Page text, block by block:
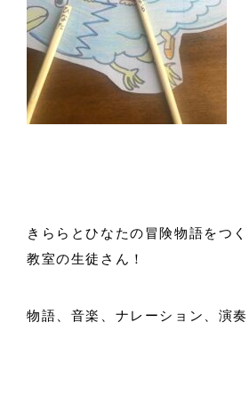
きららとひなたの冒険物語をつ
教室の生徒さん！
物語、音楽、ナレーション、演奏